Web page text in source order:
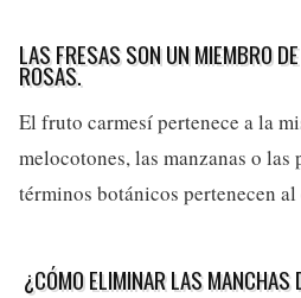
LAS FRESAS SON UN MIEMBRO
ROSAS.
El fruto carmesí pertenece a la
melocotones, las manzanas o las
términos botánicos pertenecen al
¿CÓMO ELIMINAR LAS MANCHAS